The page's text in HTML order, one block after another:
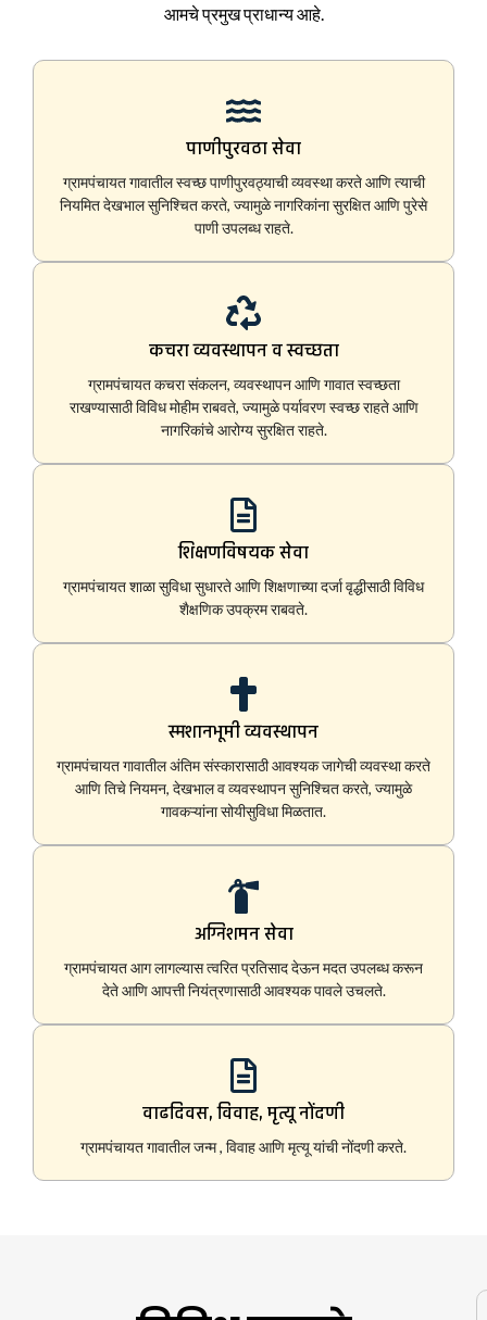
आमचे प्रमुख प्राधान्य आहे.
पाणीपुरवठा सेवा
ग्रामपंचायत गावातील स्वच्छ पाणीपुरवठ्याची व्यवस्था करते आणि त्याची
नियमित देखभाल सुनिश्चित करते, ज्यामुळे नागरिकांना सुरक्षित आणि पुरेसे
पाणी उपलब्ध राहते.
कचरा व्यवस्थापन व स्वच्छता
ग्रामपंचायत कचरा संकलन, व्यवस्थापन आणि गावात स्वच्छता
राखण्यासाठी विविध मोहीम राबवते, ज्यामुळे पर्यावरण स्वच्छ राहते आणि
नागरिकांचे आरोग्य सुरक्षित राहते.
शिक्षणविषयक सेवा
ग्रामपंचायत शाळा सुविधा सुधारते आणि शिक्षणाच्या दर्जा वृद्धीसाठी विविध
शैक्षणिक उपक्रम राबवते.
स्मशानभूमी व्यवस्थापन
ग्रामपंचायत गावातील अंतिम संस्कारासाठी आवश्यक जागेची व्यवस्था करते
आणि तिचे नियमन, देखभाल व व्यवस्थापन सुनिश्चित करते, ज्यामुळे
गावकऱ्यांना सोयीसुविधा मिळतात.
अग्निशमन सेवा
ग्रामपंचायत आग लागल्यास त्वरित प्रतिसाद देऊन मदत उपलब्ध करून
देते आणि आपत्ती नियंत्रणासाठी आवश्यक पावले उचलते.
वाढदिवस, विवाह, मृत्यू नोंदणी
ग्रामपंचायत गावातील जन्म , विवाह आणि मृत्यू यांची नोंदणी करते.